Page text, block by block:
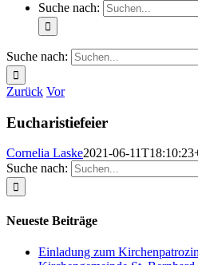
Suche nach:
Suche nach:
Zurück Vor
Eucharistiefeier
Cornelia Laske2021-06-
Suche nach:
Neueste Beiträge
Einladung zum